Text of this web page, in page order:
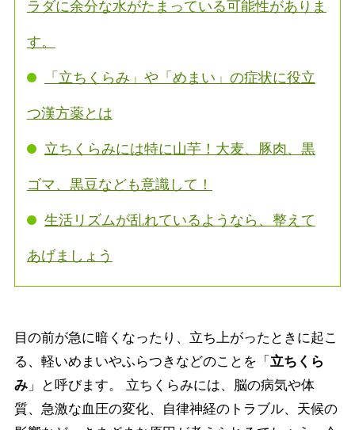
ラダに余分な水がたまっている可能性がありま
す。
「立ちくらみ」や「めまい」の症状に役立
つ漢方薬とは
立ちくらみには特に山芋！大麦、豚肉、黒
ゴマ、黒豆なども意識して！
生活リズムが乱れているようなら、整えて
あげましょう
目の前が急に暗くなったり、立ち上がったときに起こ
る、軽いめまいやふらつきなどのことを「 立ちくら
み」と呼びます。 立ちくらみには、脳の病気や体
質、急激な血圧の変化、自律神経のトラブル、天候の